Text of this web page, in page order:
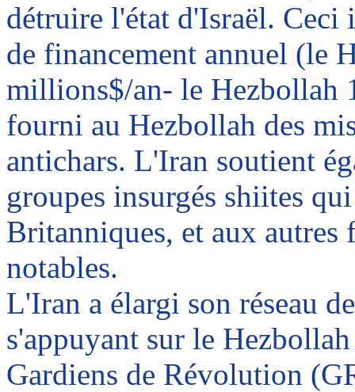
détruire l'état d'Israël. Ceci
de financement annuel (le
millions$/an- le Hezbollah
fourni au Hezbollah des
antichars. L'Iran soutient
groupes insurgés shiites
Britanniques, et aux autres
notables.
L'Iran a élargi son réseau
s'appuyant sur le
Gardiens de Révolution